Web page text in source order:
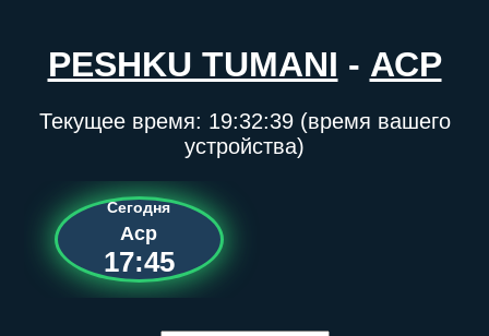
PESHKU TUMANI - АСР
Текущее время: 19:32:39(время вашего
устройства)
Сегодня
Аср
17:45